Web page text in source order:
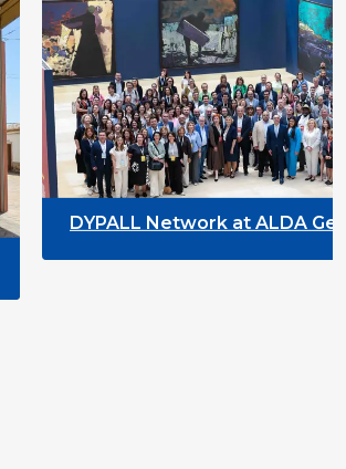
Network at ALDA General
in Malta